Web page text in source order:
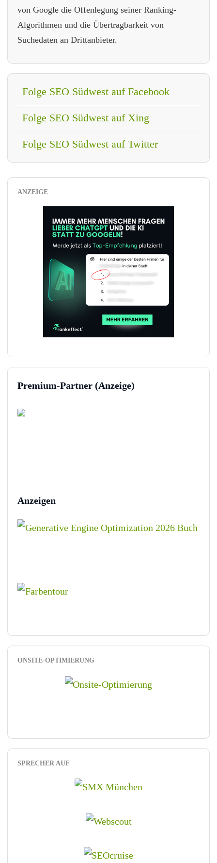
von Google die Offenlegung seiner Ranking-
Algorithmen und die Übertragbarkeit von
Suchedaten an Drittanbieter.
Folge SEO Südwest auf Facebook
Folge SEO Südwest auf Xing
Folge SEO Südwest auf Twitter
ANZEIGE
Premium-Partner (Anzeige)
Anzeigen
ONSITE-OPTIMIERUNG
SPRECHER AUF